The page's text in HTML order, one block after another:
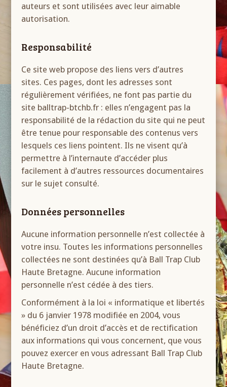
auteurs et sont utilisées avec leur aimable
autorisation.
Responsabilité
Ce site web propose des liens vers d’autres
sites. Ces pages, dont les adresses sont
régulièrement vérifiées, ne font pas partie du
site balltrap-btchb.fr : elles n’engagent pas la
responsabilité de la rédaction du site qui ne peut
être tenue pour responsable des contenus vers
lesquels ces liens pointent. Ils ne visent qu’à
permettre à l’internaute d’accéder plus
facilement à d’autres ressources documentaires
sur le sujet consulté.
Données personnelles
Aucune information personnelle n’est collectée à
votre insu. Toutes les informations personnelles
collectées ne sont destinées qu’à Ball Trap Club
Haute Bretagne. Aucune information
personnelle n’est cédée à des tiers.
Conformément à la loi « informatique et libertés
» du 6 janvier 1978 modifiée en 2004, vous
bénéficiez d’un droit d’accès et de rectification
aux informations qui vous concernent, que vous
pouvez exercer en vous adressant Ball Trap Club
Haute Bretagne.